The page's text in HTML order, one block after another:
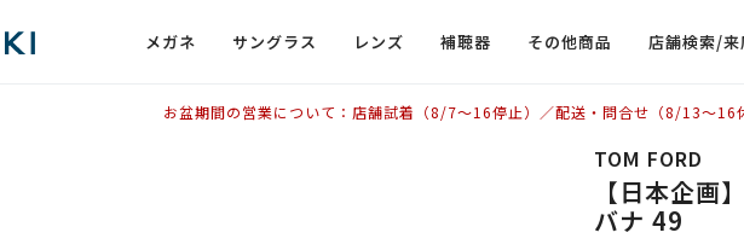
メガネ サングラス レンズ 補聴器 その他商品 店舗検索/
お盆期間の営業について：店舗試着（8/7〜16停止）／配送・問合せ（8/13〜16
TOM FORD
【日本企
バナ 49